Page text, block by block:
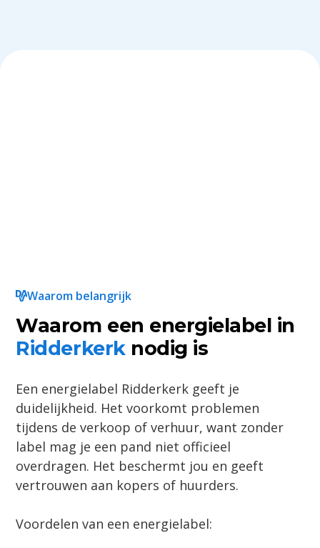
Waarom belangrijk
Waarom een energielabel in
Ridderkerknodig is
Een energielabel Ridderkerk geeft je
duidelijkheid. Het voorkomt problemen
tijdens de verkoop of verhuur, want zonder
label mag je een pand niet officieel
overdragen. Het beschermt jou en geeft
vertrouwen aan kopers of huurders.
Voordelen van een energielabel: